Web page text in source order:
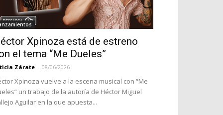
Xpinoza está de estreno
el tema “Me Dueles”
Zárate - 08/06/2026
Xpinoza vuelve a la escena musical con “Me
un trabajo de la autoría de Héctor Miguel
Aguilar en la que apuesta...